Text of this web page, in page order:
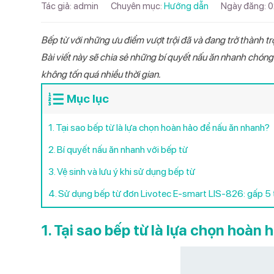
TIN TỨC
13/01/2026
26/03/2026
TỪ KHÓA TÌM
Bếp từ đôi
DHV09I Inverter
868
Livotec LD206
Máy ép
Nồi chiên không dầu
Máy hút mùi
555V
Bình nước nóng
Năng lượng mặt trời
Máy sưởi
Máy hút ẩm
Máy hút bụi
Tổng Catalog Điện Gia dụng bếp
Tổng Catalog Điện máy - Điện lạnh
2026
Catalog Máy sưởi 2026
Catalog Máy hút ẩm 2026
Catalog Bình nước nóng GT 2026
Catalog Bình nước nóng MT 2026
Catalog Bình nước nóng SN 2026
Catalog Nồi cơm điện 2026
Tác giả: admin Chuyên mục: Hướng dẫn Ngày đăng:
Bếp từ với những ưu điểm vượt trội đã và đang trở thành
Bài viết này sẽ chia sẻ những bí quyết nấu ăn nhanh
không tốn quá nhiều thời gian.
Mục lục
1. Tại sao bếp từ là lựa chọn hoàn hảo để nấu ăn nhanh?
2. Bí quyết nấu ăn nhanh với bếp từ
3. Vệ sinh và lưu ý khi sử dụng bếp từ
4. Sử dụng bếp từ đơn Livotec E-smart LIS-826: gấp 5
1. Tại sao bếp từ là lựa chọn hoàn